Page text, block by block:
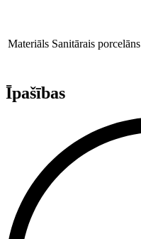
Materiāls Sanitārais porcelāns
Īpašības